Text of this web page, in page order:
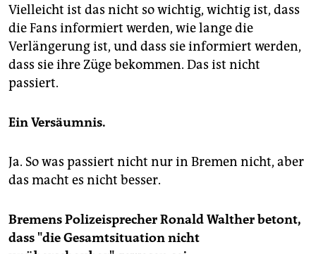
Vielleicht ist das nicht so wichtig, wichtig ist, dass
die Fans informiert werden, wie lange die
Verlängerung ist, und dass sie informiert werden,
dass sie ihre Züge bekommen. Das ist nicht
passiert.
Ein Versäumnis.
Ja. So was passiert nicht nur in Bremen nicht, aber
das macht es nicht besser.
Bremens Polizeisprecher Ronald Walther betont,
dass "die Gesamtsituation nicht